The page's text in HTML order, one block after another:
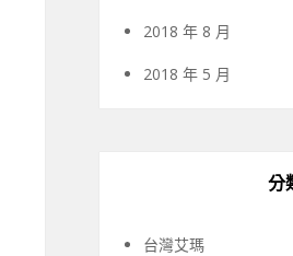
2018 年 8 月
2018 年 5 月
分
台灣艾瑪